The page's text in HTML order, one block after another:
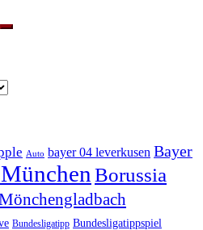
Auto bayer 04 leverkusen Bayer
Borussia
Bundesligatipp Bundesligatippspiel